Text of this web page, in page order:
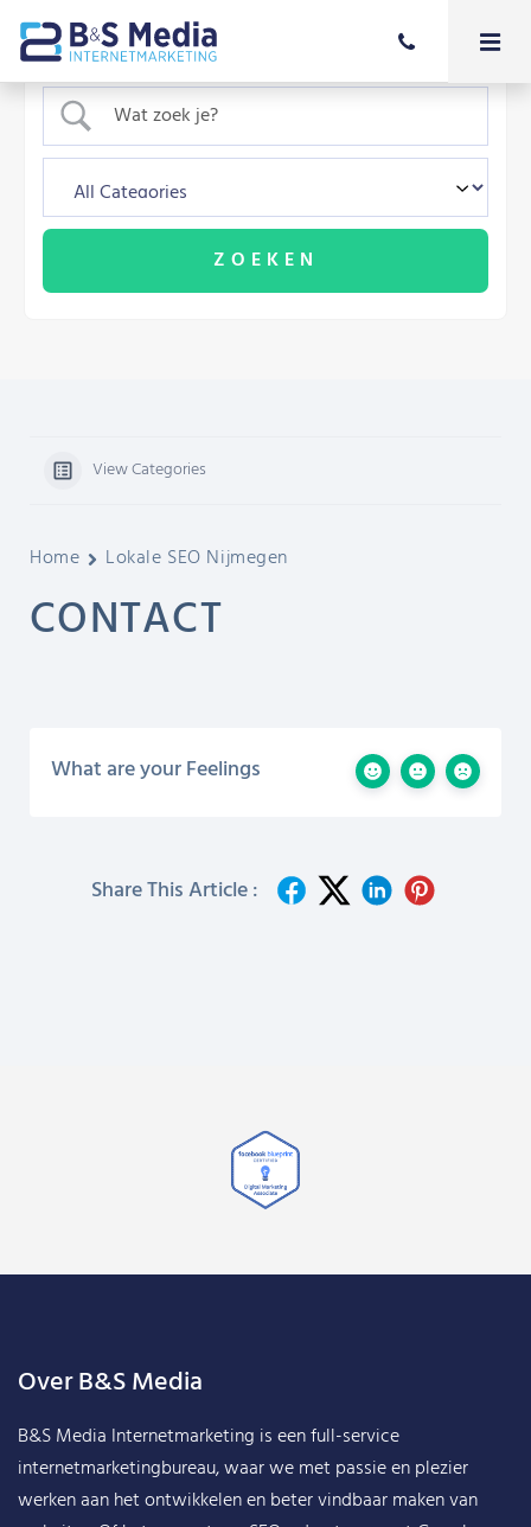
View Categories
Home Lokale SEO Nijmegen
CONTACT
What are your Feelings
Share This Article :
Over B&S Media
B&S Media Internetmarketing is een full-service
internetmarketingbureau, waar we met passie en plezier
werken aan het ontwikkelen en beter vindbaar maken van